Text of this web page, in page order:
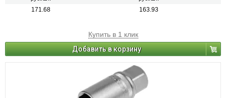
171.68 163.93
Купить в 1 клик
Добавить в корзину